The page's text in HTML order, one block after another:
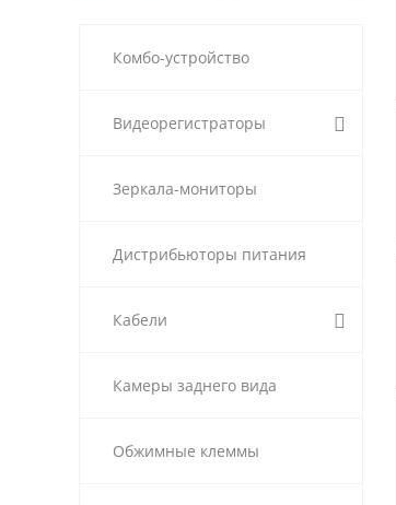
Комбо-устройство
Видеорегистраторы
Зеркала-мониторы
Дистрибьюторы питания
Кабели
Камеры заднего вида
Обжимные клеммы